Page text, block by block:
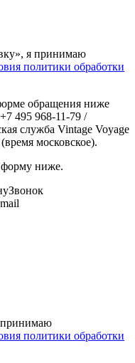
я принимаю
политики обработки
обращения ниже
495 968-11-79 /
служба Vintage Voyage
московское).
форму ниже.
Звонок
принимаю
политики обработки